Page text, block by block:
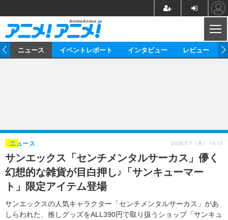
ゲーム グッズ
イベント 海外
海外イベント ビジネス
俳優・タレント アーティスト
ビジネス
アニメ 実写
書評 イベント
ゲーム 座談会
動画
アニメ
アニメ！アニメ！TV ABEMA Cafe
連載・コラム
ニュース イベントレポート インタビュー レビュー
サンエックス「センチメンタルサーカス」儚く
幻想的な雑貨が目白押し♪「サンキューマー
ト」限定アイテム登場
サンエックスの人気キャラクター「センチメンタルサーカス」があ
しらわれた、推しグッズをALL390円で取り扱うショップ「サンキュ
ニュース 2026.5.7（木） 19:15